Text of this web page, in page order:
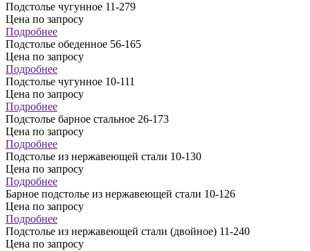
Подстолье чугунное 11-279
Цена по запросу
Подробнее
Подстолье обеденное 56-165
Цена по запросу
Подробнее
Подстолье чугунное 10-111
Цена по запросу
Подробнее
Подстолье барное стальное 26-173
Цена по запросу
Подробнее
Подстолье из нержавеющей стали 10-130
Цена по запросу
Подробнее
Барное подстолье из нержавеющей стали 10-126
Цена по запросу
Подробнее
Подстолье из нержавеющей стали (двойное) 11-240
Цена по запросу